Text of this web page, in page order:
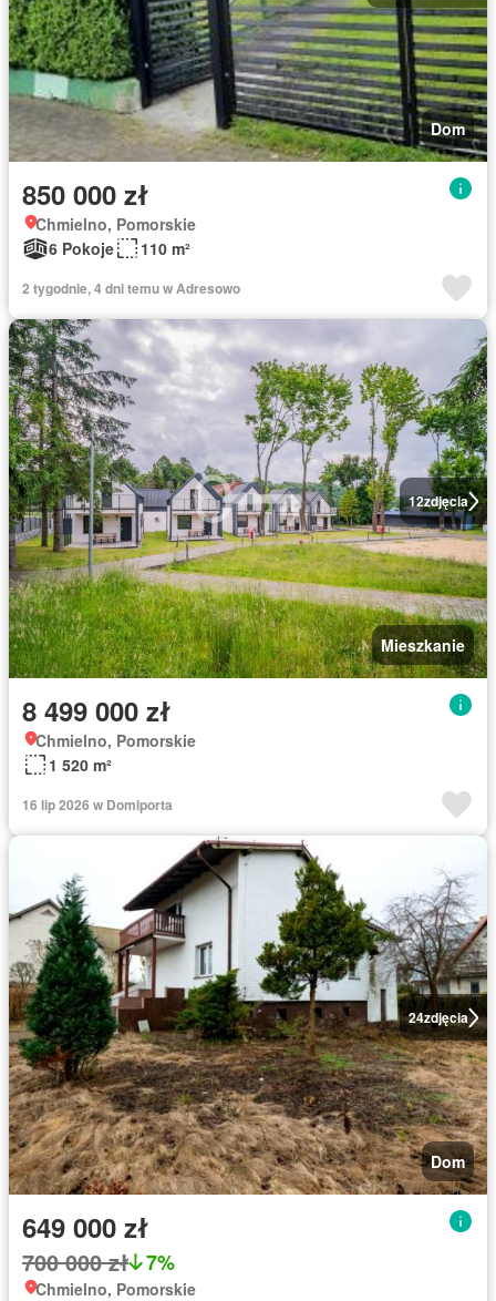
Dom
850 000 zł
Chmielno, Pomorskie
6 Pokoje
110 m²
2 tygodnie, 4 dni temu w Adresowo
12zdjęcia
Mieszkanie
8 499 000 zł
Chmielno, Pomorskie
1 520 m²
16 lip 2026 w Domiporta
24zdjęcia
Dom
649 000 zł
700 000 zł 7%
Chmielno, Pomorskie